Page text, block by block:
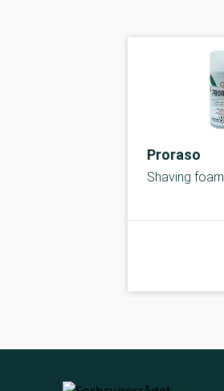
Proraso
Shaving foam